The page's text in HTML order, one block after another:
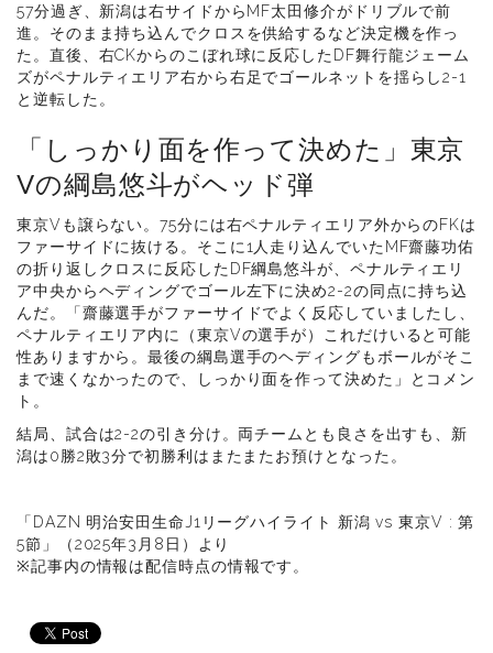
57分過ぎ、新潟は右サイドからMF太田修介がドリブルで前
進。そのまま持ち込んでクロスを供給するなど決定機を作っ
た。直後、右CKからのこぼれ球に反応したDF舞行龍ジェーム
ズがペナルティエリア右から右足でゴールネットを揺らし2-1
と逆転した。
「しっかり面を作って決めた」東京
Vの綱島悠斗がヘッド弾
東京Vも譲らない。75分には右ペナルティエリア外からのFKは
ファーサイドに抜ける。そこに1人走り込んでいたMF齋藤功佑
の折り返しクロスに反応したDF綱島悠斗が、ペナルティエリ
ア中央からヘディングでゴール左下に決め2-2の同点に持ち込
んだ。「齋藤選手がファーサイドでよく反応していましたし、
ペナルティエリア内に（東京Vの選手が）これだけいると可能
性ありますから。最後の綱島選手のヘディングもボールがそこ
まで速くなかったので、しっかり面を作って決めた」とコメン
ト。
結局、試合は2-2の引き分け。両チームとも良さを出すも、新
潟は0勝2敗3分で初勝利はまたまたお預けとなった。
「DAZN 明治安田生命J1リーグハイライト 新潟 vs 東京V : 第
5節」（2025年3月8日）より
※記事内の情報は配信時点の情報です。